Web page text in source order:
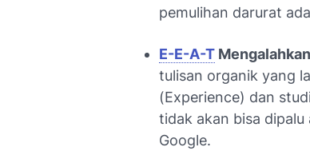
pemulihan darurat
E-E-A-T
tulisan organik yang
(Experience) dan
tidak akan bisa
Google.